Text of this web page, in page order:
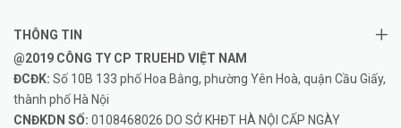
THÔNG TIN
@2019 CÔNG TY CP TRUEHD VIỆT NAM
ĐCĐK: Số 10B 133 phố Hoa Bằng, phường Yên Hoà, quận Cầu Giấy,
thành phố Hà Nội
CNĐKDN SỐ: 0108468026 DO SỞ KHĐT HÀ NỘI CẤP NGÀY